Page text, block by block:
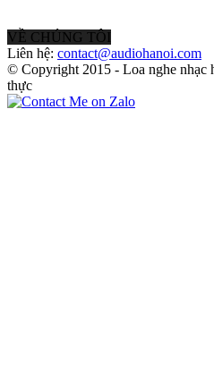
VỀ CHÚNG TÔI
Liên hệ: contact@audiohanoi.com
© Copyright 2015 - Loa nghe nhạc
thực